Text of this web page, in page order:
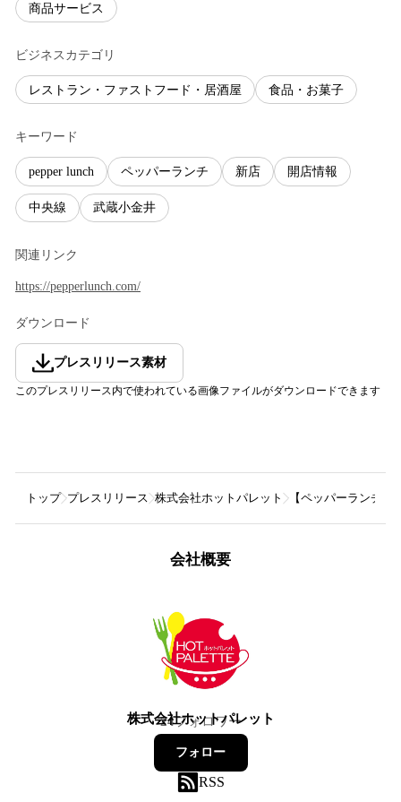
商品サービス
ビジネスカテゴリ
レストラン・ファストフード・居酒屋 食品・お菓子
キーワード
pepper lunch ペッパーランチ 新店 開店情報
中央線 武蔵小金井
関連リンク
https://pepperlunch.com/
ダウンロード
プレスリリース素材
このプレスリリース内で使われている画像ファイルがダウンロードできます
トップ プレスリリース 株式会社ホットパレット 【ペッパーランチ
会社概要
株式会社ホットパレット
24フォロワー
フォロー
RSS